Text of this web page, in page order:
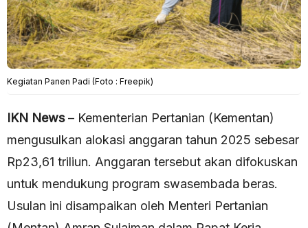
Kegiatan Panen Padi (Foto : Freepik)
IKN News– Kementerian Pertanian (Kementan)
mengusulkan alokasi anggaran tahun 2025 sebesar
Rp23,61 triliun. Anggaran tersebut akan difokuskan
untuk mendukung program swasembada beras.
Usulan ini disampaikan oleh Menteri Pertanian